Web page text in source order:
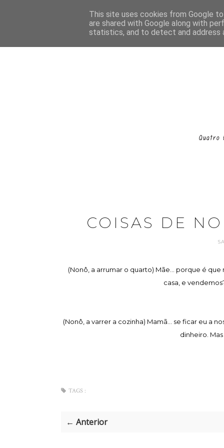
COISAS DE
(Nonô, a arrumar o quarto) Mãe... porque é
casa, e
(Nonô, a varrer a cozinha) Mamã... se ficar eu a
dinheiro.
TAGS :
← Anterior
This site uses cookies from Google
are shared with Google along with
statistics, and to detect and address